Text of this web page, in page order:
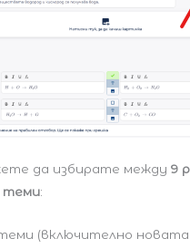
да избирате между9
теми:
(включително новата